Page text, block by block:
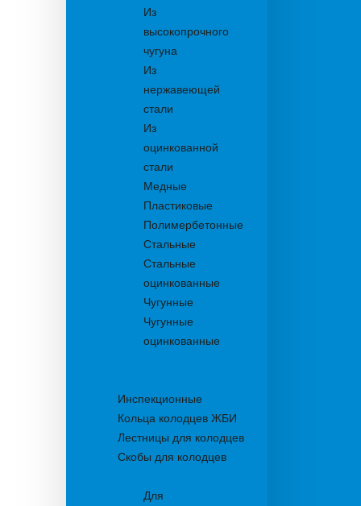
Из
высокопрочного
чугуна
Из
нержавеющей
стали
Из
оцинкованной
стали
Медные
Пластиковые
Полимербетонные
Стальные
Стальные
оцинкованные
Чугунные
Чугунные
оцинкованные
Инспекционные
Кольца колодцев ЖБИ
Лестницы для колодцев
Скобы для колодцев
Для